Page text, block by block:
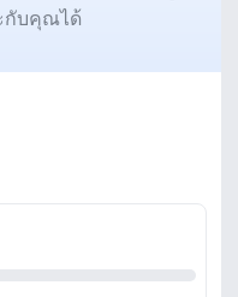
กับคุณได้